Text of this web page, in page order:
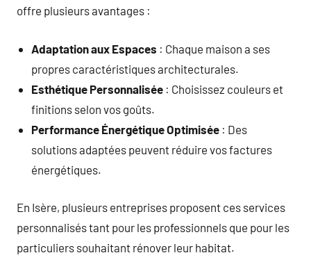
offre plusieurs avantages :
Adaptation aux Espaces : Chaque maison a ses
propres caractéristiques architecturales.
Esthétique Personnalisée : Choisissez couleurs et
finitions selon vos goûts.
Performance Énergétique Optimisée : Des
solutions adaptées peuvent réduire vos factures
énergétiques.
En Isère, plusieurs entreprises proposent ces services
personnalisés tant pour les professionnels que pour les
particuliers souhaitant rénover leur habitat.